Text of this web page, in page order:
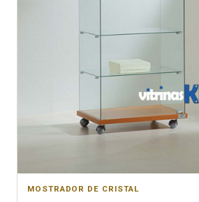
MOSTRADOR DE CRISTAL